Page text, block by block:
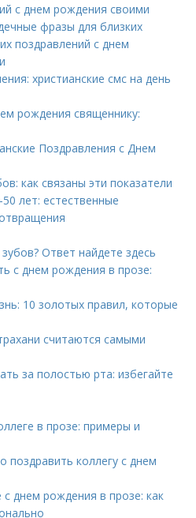
с днем рождения своими
фразы для близких
поздравлений с днем
христианские смс на день
рождения священнику:
Поздравления с Днем
как связаны эти показатели
лет: естественные
Ответ найдете здесь
с днем рождения в прозе:
10 золотых правил, которые
считаются самыми
за полостью рта: избегайте
в прозе: примеры и
поздравить коллегу с днем
с днем рождения в прозе: как